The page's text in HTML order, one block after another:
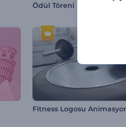
Ödül Töreni
Fitness Logosu